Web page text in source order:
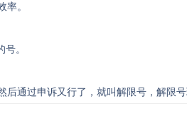
率。
。
后通过申诉又行了，就叫解限号，解限